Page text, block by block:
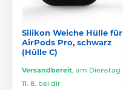
Silikon Weiche Hülle für
AirPods Pro, schwarz
(Hülle C)
Versandbereit, am Dienstag
11. 8. bei dir